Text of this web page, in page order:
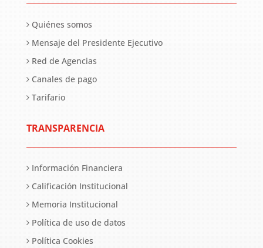
Quiénes somos
Mensaje del Presidente Ejecutivo
Red de Agencias
Canales de pago
Tarifario
TRANSPARENCIA
Información Financiera
Calificación Institucional
Memoria Institucional
Política de uso de datos
Política Cookies